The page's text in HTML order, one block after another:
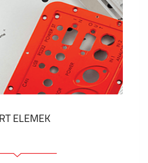
címkék
Címkék
és cédulák
TÖBBET
ELEMEK